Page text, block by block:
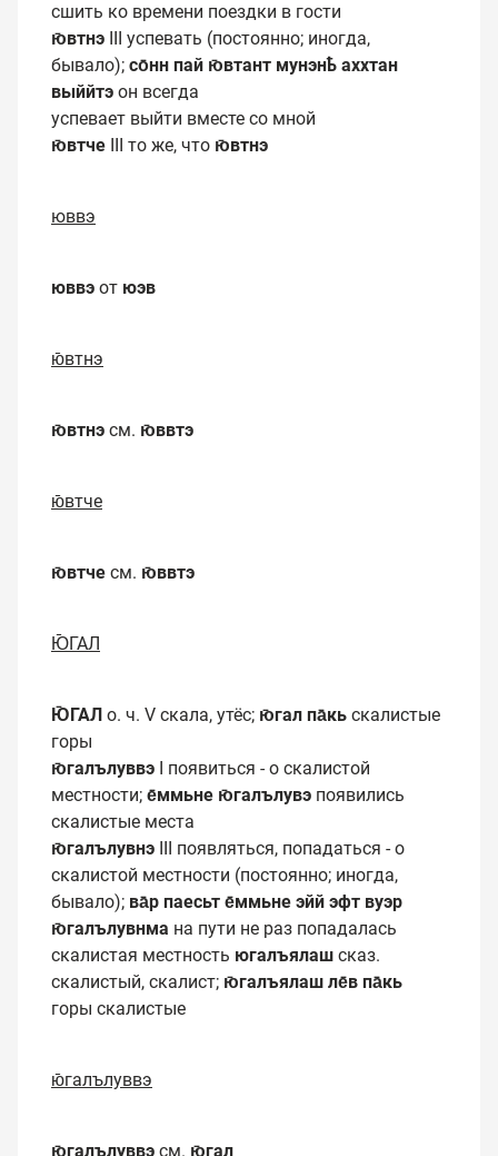
сшить ко времени поездки в гости
ю̄втнэ III успевать (постоянно; иногда,
бывало); со̄нн пай ю̄втант мунэнҍ аххтан
выййтэ он всегда
успевает выйти вместе со мной
ю̄втче III то же, что ю̄втнэ
юввэ
юввэ от юэв
ю̄втнэ
ю̄втнэ см. ю̄ввтэ
ю̄втче
ю̄втче см. ю̄ввтэ
Ю̄ГАЛ
Ю̄ГАЛ о. ч. V скала, утёс; ю̄гал па̄кь скалистые
горы
ю̄галълуввэ I появиться - о скалистой
местности; е̄ммьне ю̄галълувэ появились
скалистые места
ю̄галълувнэ III появляться, попадаться - о
скалистой местности (постоянно; иногда,
бывало); ва̄р паесьт е̄ммьне эйй эфт вуэр
ю̄галълувнма на пути не раз попадалась
скалистая местность югалъялаш сказ.
скалистый, скалист; ю̄галъялаш ле̄в па̄кь
горы скалистые
ю̄галълуввэ
ю̄галълуввэ см. ю̄гал